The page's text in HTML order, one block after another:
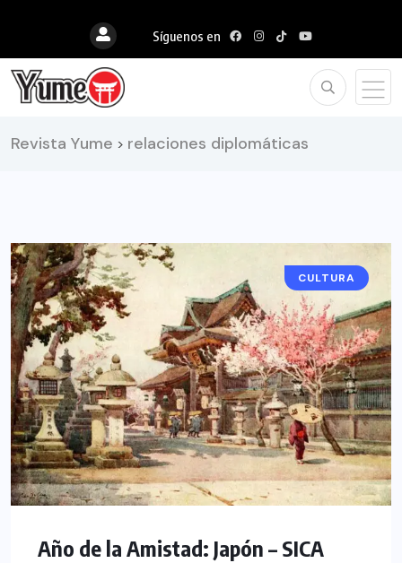
Síguenos en
Revista Yume > relaciones diplomáticas
CULTURA
Año de la Amistad: Japón – SICA